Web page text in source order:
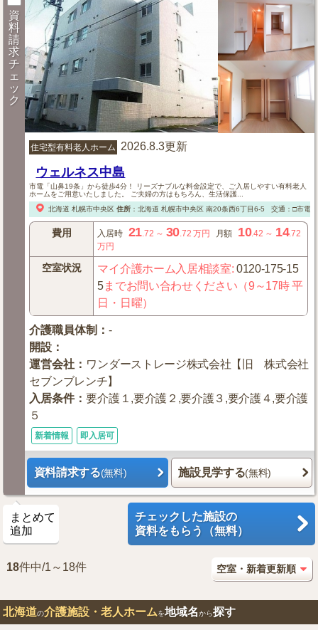
資
料
請
求
チ
ェ
ッ
ク
住宅型有料老人ホーム 2026.8.3更新
ウェルネス中島
市電「山鼻19条」から徒歩4分！ リーズナブルな料金設定で、ご入居しやすい有料老人
ホームをご用意いたしました。 ご夫婦の方はもちろん、生活保護...
北海道 札幌市中央区 住所： 北海道 札幌市中央区南20条西6丁目6-5 交通：□市電
費用 入居時 21 .72 ～ 30 .72 万円 月額 10.42 ～ 14.72
万円
空室状況 マイ介護ホーム入居相談室:0120-175-15
5までお問い合わせください（9～17時 平
日・日曜）
介護職員体制 ：-
開設 ：
運営会社 ： ワンダーストレージ株式会社【旧 株式会社
セブンブレンチ】
入居条件：要介護１,要介護２,要介護３,要介護４,要介護
５
新着情報 即入居可
資料請求する(無料) 施設見学する(無料)
まとめて
追加
チェックした施設の
資料をもらう（無料）
18件中/1～18件
北海道の介護施設・老人ホームを地域名から探す